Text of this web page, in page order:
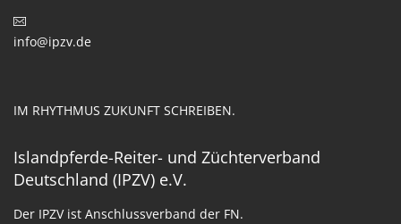
info@ipzv.de
IM RHYTHMUS ZUKUNFT SCHREIBEN.
Islandpferde-Reiter- und Züchterverband
Deutschland (IPZV) e.V.
Der IPZV ist Anschlussverband der FN.